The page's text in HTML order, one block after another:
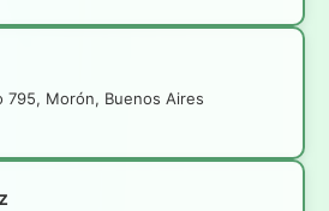
795, Morón, Buenos Aires